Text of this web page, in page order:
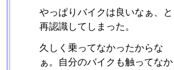
やっぱりバイクは良いなぁ、と
再認識してしまった。
久しく乗ってなかったからな
ぁ。自分のバイクも触ってなか